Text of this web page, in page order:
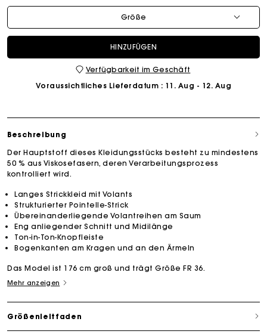
Größe
HINZUFÜGEN
Verfügbarkeit im Geschäft
Voraussichtliches Lieferdatum : 11. Aug - 12. Aug
Beschreibung
Der Hauptstoff dieses Kleidungsstücks besteht zu mindestens
50 % aus Viskosefasern, deren Verarbeitungsprozess
kontrolliert wird.
Langes Strickkleid mit Volants
Strukturierter Pointelle-Strick
Übereinanderliegende Volantreihen am Saum
Eng anliegender Schnitt und Midilänge
Ton-in-Ton-Knopfleiste
Bogenkanten am Kragen und an den Ärmeln
Das Model ist 176 cm groß und trägt Größe FR 36.
Mehr anzeigen
Größenleitfaden